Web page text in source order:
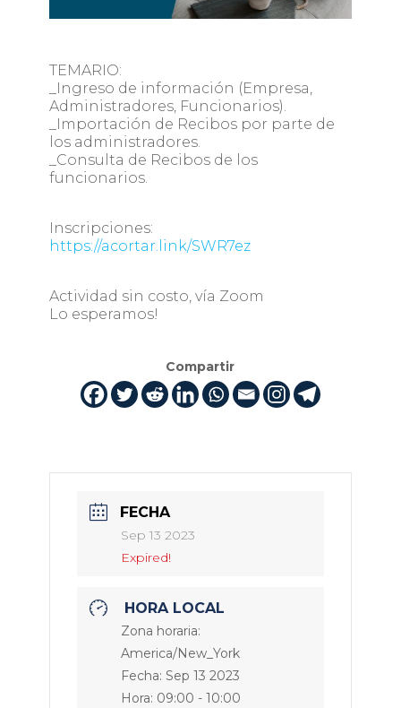
TEMARIO:
_Ingreso de información (Empresa,
Administradores, Funcionarios).
_Importación de Recibos por parte de
los administradores.
_Consulta de Recibos de los
funcionarios.
Inscripciones:
https://acortar.link/SWR7ez
Actividad sin costo, vía Zoom
Lo esperamos!
Compartir
FECHA
Sep 13 2023
Expired!
HORA LOCAL
Zona horaria:
America/New_York
Fecha: Sep 13 2023
Hora: 09:00 - 10:00